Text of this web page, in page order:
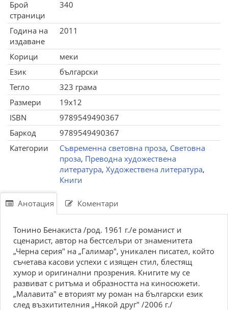
Брой
страници
340
Година на
издаване
2011
Корици
меки
Език
български
Тегло
323 грама
Размери
19x12
ISBN
9789549490367
Баркод
9789549490367
Категории
Съвременна световна проза, Световна
проза, Преводна художествена
литература, Художествена литература,
Книги
Анотация Коментари
Тонино Бенакиста /род. 1961 г./е романист и
сценарист, автор на бестселъри от знаменитета
„Черна серия" на „Галимар", уникален писател, който
съчетава касови успехи с изящен стил, блестящ
хумор и оригинални прозрения. Книгите му се
развиват с ритъма и образността на киносюжети.
„Малавита" е вторият му роман на български език
след възхитителния „Някой друг" /2006 г./